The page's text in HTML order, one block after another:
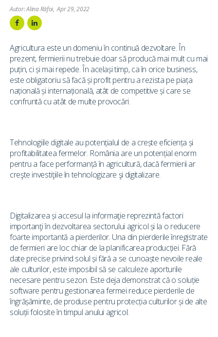
Autor:Alina Răfoi,Apr 29, 2022
 
Agricultura este un domeniu în continuă dezvoltare. În
prezent, fermierii nu trebuie doar să producă mai mult cu mai
puțin, ci și mai repede. În același timp, ca în orice business,
este obligatoriu să facă și profit pentru a rezista pe piața
națională și internațională, atât de competitive și care se
confruntă cu atât de multe provocări.
Tehnologiile digitale au potențialul de a crește eficiența și
profitabilitatea fermelor. România are un potențial enorm
pentru a face performanță în agricultură, dacă fermierii ar
creşte investiţiile în tehnologizare şi digitalizare.
Digitalizarea și accesul la informaţie reprezintă factori
importanţi în dezvol­ta­rea sectorului agricol și la o reducere
foarte importantă a pierderilor. Una din pierderile înregistrate
de fermieri are loc chiar de la planificarea producției. Fără
date precise privind solul și fără a se cunoaște nevoile reale
ale culturilor, este imposibil să se calculeze aporturile
necesare pentru sezon. Este deja demonstrat că o soluție
software pentru gestionarea fermei reduce pierderile de
îngrășăminte, de produse pentru protecția culturilor și de alte
soluții folosite în timpul anului agricol.